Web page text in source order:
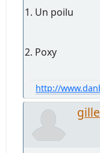
1. Un poilu
2. Poxy
http://